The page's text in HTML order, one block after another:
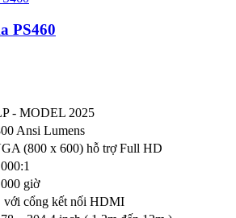
PS460
- MODEL 2025
Ansi Lumens
(800 x 600) hỗ trợ Full HD
giờ
với cổng kết nối HDMI